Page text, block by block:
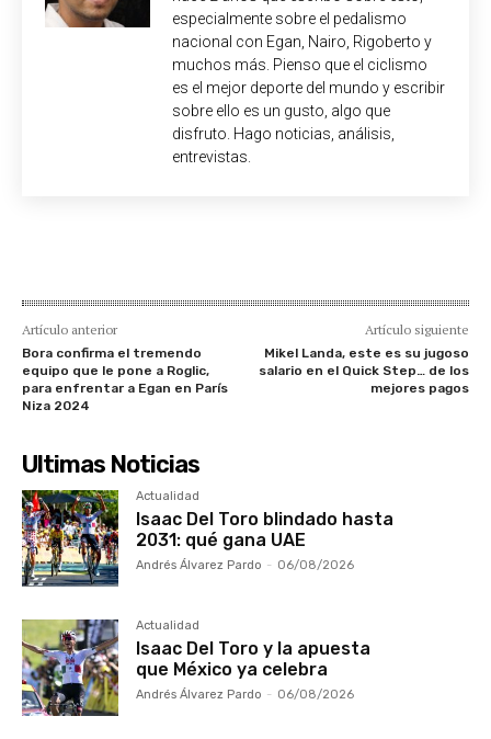
especialmente sobre el pedalismo
nacional con Egan, Nairo, Rigoberto y
muchos más. Pienso que el ciclismo
es el mejor deporte del mundo y escribir
sobre ello es un gusto, algo que
disfruto. Hago noticias, análisis,
entrevistas.
Artículo anterior
Bora confirma el tremendo
equipo que le pone a Roglic,
para enfrentar a Egan en París
Niza 2024
Artículo siguiente
Mikel Landa, este es su jugoso
salario en el Quick Step… de los
mejores pagos
Ultimas Noticias
Actualidad
Isaac Del Toro blindado hasta
2031: qué gana UAE
Andrés Álvarez Pardo - 06/08/2026
Actualidad
Isaac Del Toro y la apuesta
que México ya celebra
Andrés Álvarez Pardo - 06/08/2026